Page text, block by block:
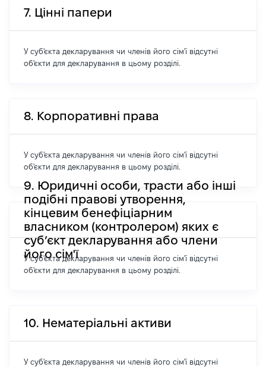
7. Цінні папери
У суб'єкта декларування чи членів його сім'ї відсутні
об'єкти для декларування в цьому розділі.
8. Корпоративні права
У суб'єкта декларування чи членів його сім'ї відсутні
об'єкти для декларування в цьому розділі.
9. Юридичні особи, трасти або інші
подібні правові утворення,
кінцевим бенефіціарним
власником (контролером) яких є
суб’єкт декларування або члени
його сім'ї
У суб'єкта декларування чи членів його сім'ї відсутні
об'єкти для декларування в цьому розділі.
10. Нематеріальні активи
У суб'єкта декларування чи членів його сім'ї відсутні